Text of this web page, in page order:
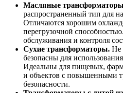
Масляные
распространенный тип для
Отличаются хорошим
перегрузочной
обслуживания и контроля
Сухие трансформаторы. Не
безопасны для
Идеальны для пищевых,
и объектов с повышенными
безопасности.